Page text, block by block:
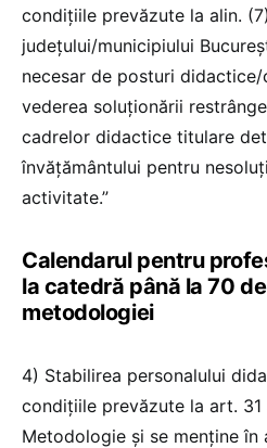
condiţiile prevăzute la alin.
judeţului/municipiului
necesar de posturi
vederea soluţionării
cadrelor didactice titulare
învăţământului pentru
activitate.”
Calendarul pentru
la catedră până la 70
metodologiei
4) Stabilirea personalului
condiţiile prevăzute la art. 31
Metodologie şi se menține